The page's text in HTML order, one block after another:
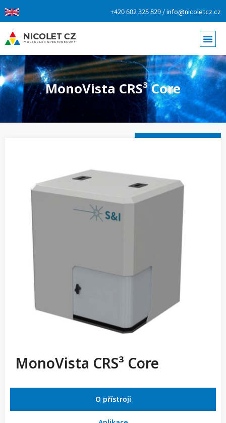
+420 602 325 829 / info@nicoletcz.cz
MonoVista CRS³ Core
MonoVista CRS³ Core
O přístroji